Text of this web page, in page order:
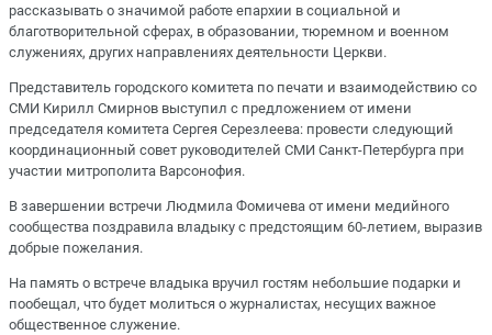
рассказывать о значимой работе епархии в социальной и
благотворительной сферах, в образовании, тюремном и военном
служениях, других направлениях деятельности Церкви.
Представитель городского комитета по печати и взаимодействию со
СМИ Кирилл Смирнов выступил с предложением от имени
председателя комитета Сергея Серезлеева: провести следующий
координационный совет руководителей СМИ Санкт-Петербурга при
участии митрополита Варсонофия.
В завершении встречи Людмила Фомичева от имени медийного
сообщества поздравила владыку с предстоящим 60-летием, выразив
добрые пожелания.
На память о встрече владыка вручил гостям небольшие подарки и
пообещал, что будет молиться о журналистах, несущих важное
общественное служение.